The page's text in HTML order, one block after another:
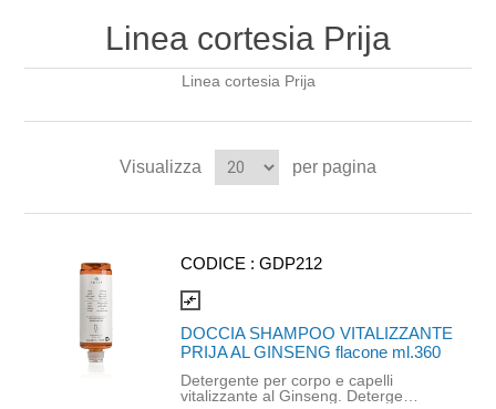
Linea cortesia Prija
Linea cortesia Prija
Visualizza per pagina
CODICE :GDP212
compare_arrows
DOCCIA SHAMPOO VITALIZZANTE
PRIJA AL GINSENG flacone ml.360
Detergente per corpo e capelli
vitalizzante al Ginseng. Deterge